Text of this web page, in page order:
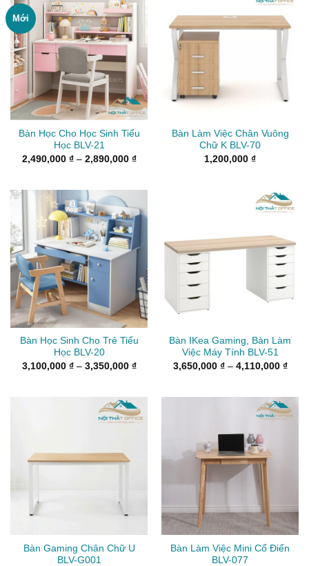
Mới
Bàn Học Cho Học Sinh Tiểu
Học BLV-21
2,490,000 ₫ – 2,890,000 ₫Khoảng
Bàn Làm Việc Chân Vuông
Chữ K BLV-70
1,200,000 ₫
Bàn Học Sinh Cho Trẻ Tiểu
Học BLV-20
3,100,000 ₫ – 3,350,000 ₫Khoảng
3,350,000 ₫
Bàn IKea Gaming, Bàn Làm
Việc Máy Tính BLV-51
3,650,000 ₫ – 4,110,000 ₫
Bàn Gaming Chân Chữ U
BLV-G001
Bàn Làm Việc Mini Cổ Điển
BLV-077